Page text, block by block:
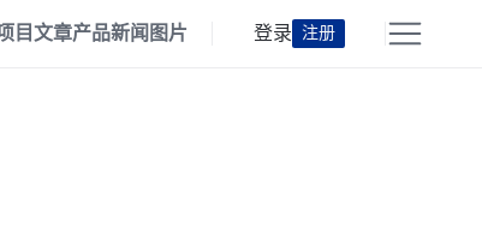
目文章产品新闻 图片 登录 注册